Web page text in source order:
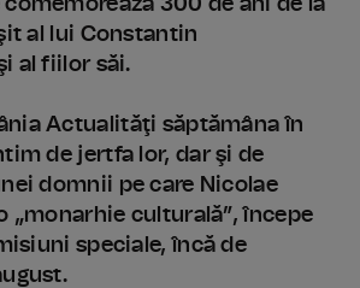
comemorează 300 de ani de la
al lui Constantin
al fiilor săi.
Actualităţi săptămâna în
de jertfa lor, dar şi de
domnii pe care Nicolae
„monarhie culturală”, începe
speciale, încă de